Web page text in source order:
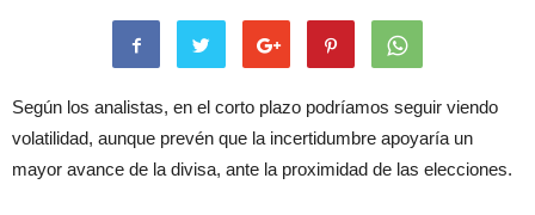
Según los analistas, en el corto plazo podríamos seguir viendo
volatilidad, aunque prevén que la incertidumbre apoyaría un
mayor avance de la divisa, ante la proximidad de las elecciones.